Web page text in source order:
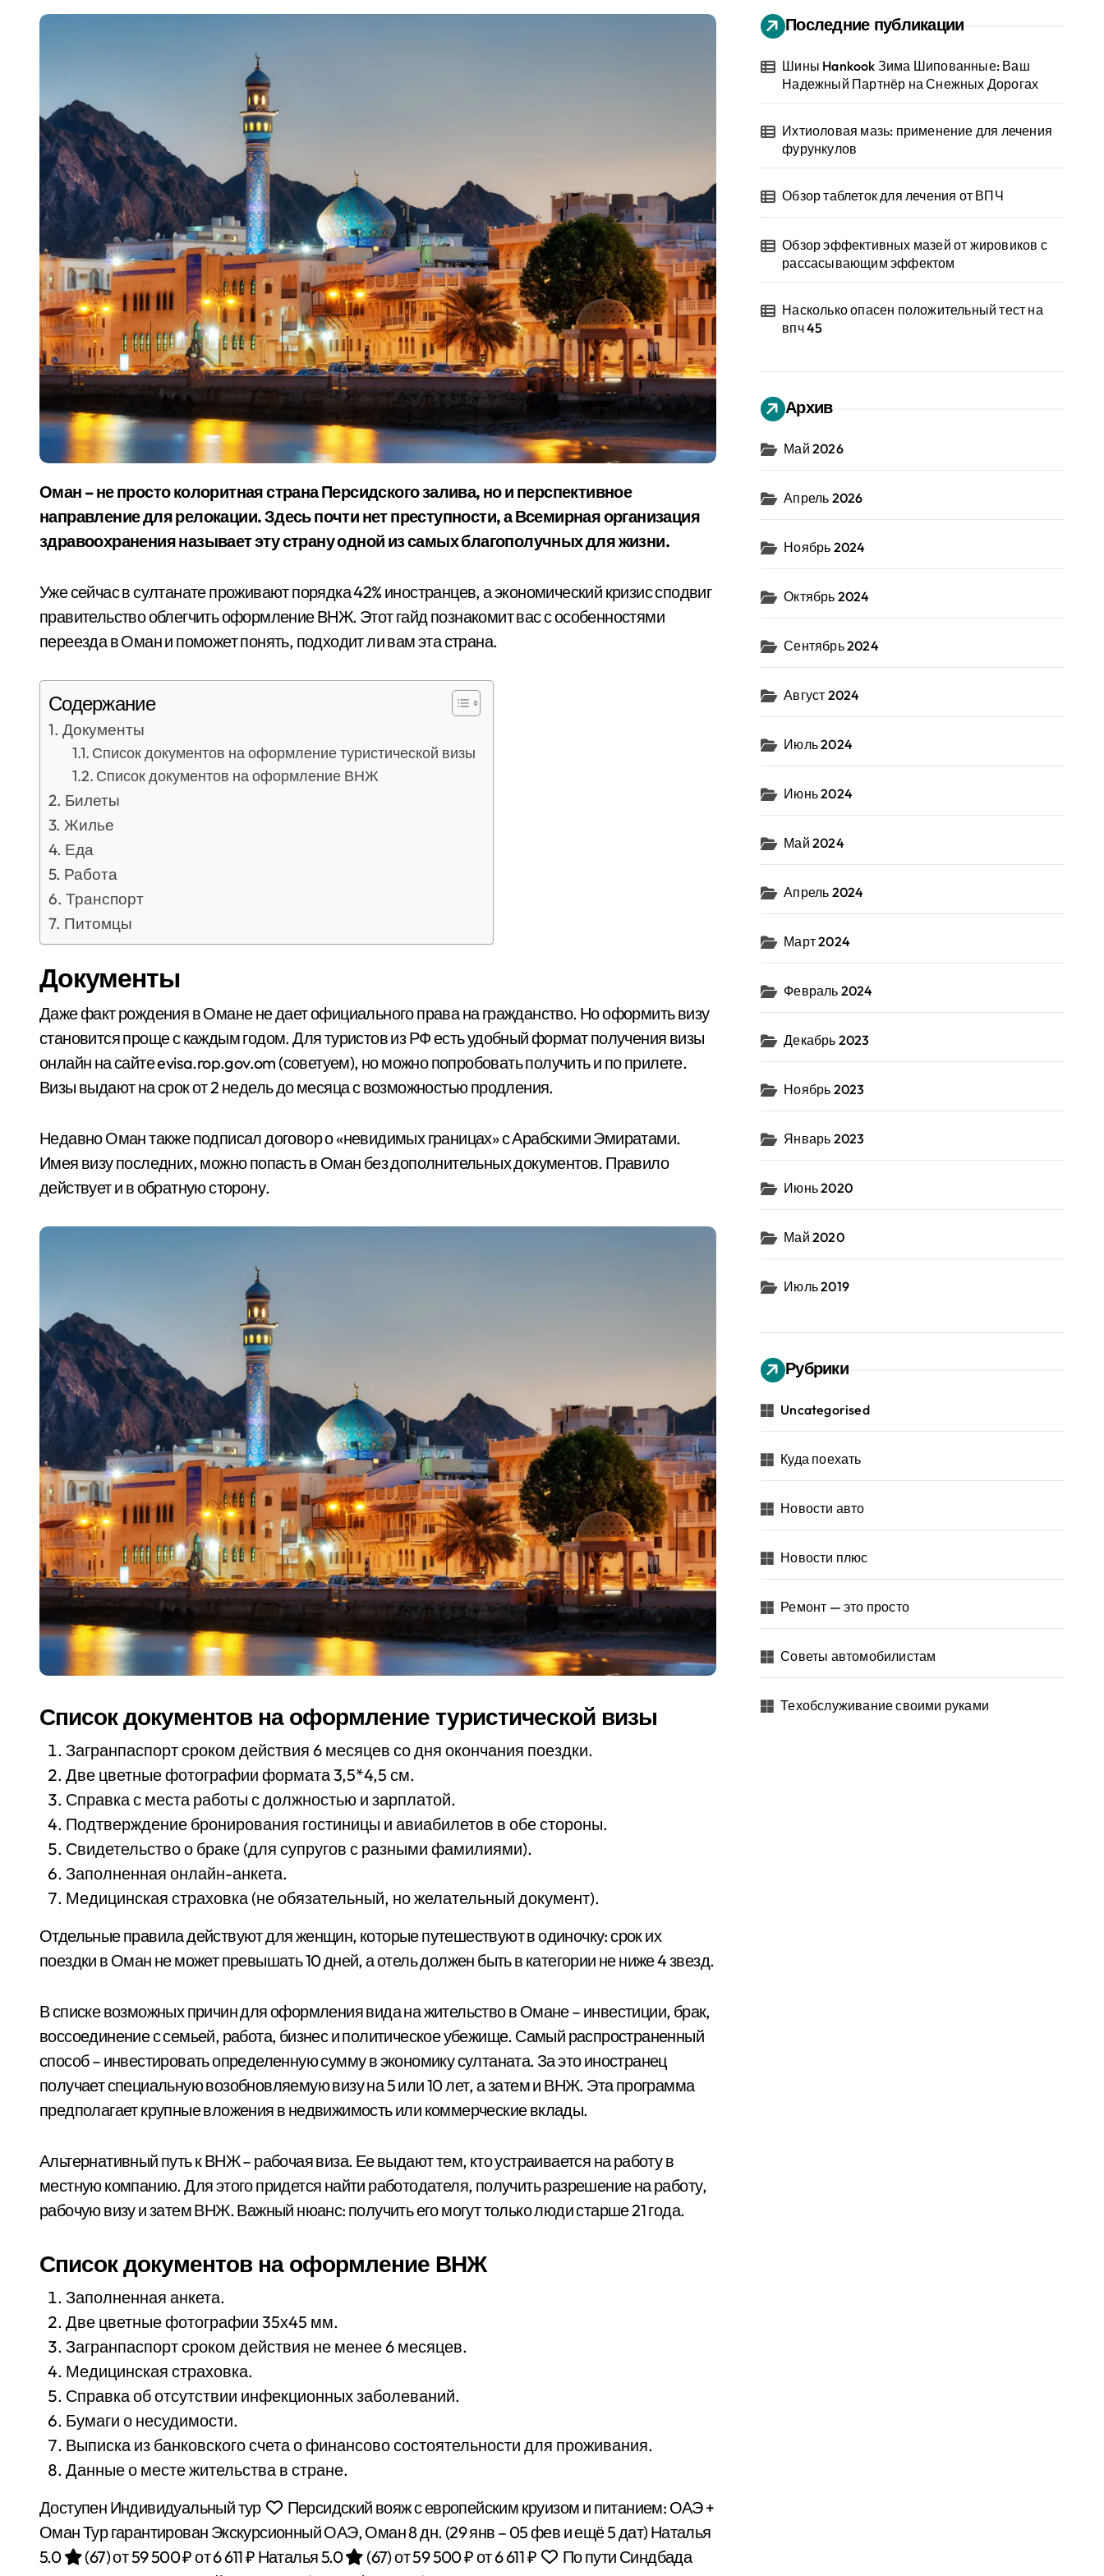
Оман – не просто колоритная страна Персидского залива, но и перспективное
направление для релокации. Здесь почти нет преступности, а Всемирная организация
здравоохранения называет эту страну одной из самых благополучных для жизни.
Уже сейчас в султанате проживают порядка 42% иностранцев, а экономический кризис сподвиг
правительство облегчить оформление ВНЖ. Этот гайд познакомит вас с особенностями
переезда в Оман и поможет понять, подходит ли вам эта страна.
Содержание
Документы
Список документов на оформление туристической визы
Список документов на оформление ВНЖ
Билеты
Жилье
Еда
Работа
Транспорт
Питомцы
Документы
Даже факт рождения в Омане не дает официального права на гражданство. Но оформить визу
становится проще с каждым годом. Для туристов из РФ есть удобный формат получения визы
онлайн на сайте evisa.rop.gov.om (советуем), но можно попробовать получить и по прилете.
Визы выдают на срок от 2 недель до месяца с возможностью продления.
Недавно Оман также подписал договор о «невидимых границах» с Арабскими Эмиратами.
Имея визу последних, можно попасть в Оман без дополнительных документов. Правило
действует и в обратную сторону.
Список документов на оформление туристической визы
Загранпаспорт сроком действия 6 месяцев со дня окончания поездки.
Две цветные фотографии формата 3,5*4,5 см.
Справка с места работы с должностью и зарплатой.
Подтверждение бронирования гостиницы и авиабилетов в обе стороны.
Свидетельство о браке (для супругов с разными фамилиями).
Заполненная онлайн-анкета.
Медицинская страховка (не обязательный, но желательный документ).
Отдельные правила действуют для женщин, которые путешествуют в одиночку: срок их
поездки в Оман не может превышать 10 дней, а отель должен быть в категории не ниже 4 звезд.
В списке возможных причин для оформления вида на жительство в Омане – инвестиции, брак,
воссоединение с семьей, работа, бизнес и политическое убежище. Самый распространенный
способ – инвестировать определенную сумму в экономику султаната. За это иностранец
получает специальную возобновляемую визу на 5 или 10 лет, а затем и ВНЖ. Эта программа
предполагает крупные вложения в недвижимость или коммерческие вклады.
Альтернативный путь к ВНЖ – рабочая виза. Ее выдают тем, кто устраивается на работу в
местную компанию. Для этого придется найти работодателя, получить разрешение на работу,
рабочую визу и затем ВНЖ. Важный нюанс: получить его могут только люди старше 21 года.
Список документов на оформление ВНЖ
Заполненная анкета.
Две цветные фотографии 35х45 мм.
Загранпаспорт сроком действия не менее 6 месяцев.
Медицинская страховка.
Справка об отсутствии инфекционных заболеваний.
Бумаги о несудимости.
Выписка из банковского счета о финансово состоятельности для проживания.
Данные о месте жительства в стране.
Доступен Индивидуальный тур
Персидский вояж с европейским круизом и питанием: ОАЭ +
Оман Тур гарантирован Экскурсионный ОАЭ, Оман8 дн. (29 янв – 05 фев и ещё 5 дат)Наталья
5.0
(67)от 59 500 ₽от 6 611 ₽ Наталья 5.0 (67)от 59 500 ₽от 6 611 ₽
По пути Синдбада
Последние публикации
Шины Hankook Зима Шипованные: Ваш
Надежный Партнёр на Снежных Дорогах
Ихтиоловая мазь: применение для лечения
фурункулов
Обзор таблеток для лечения от ВПЧ
Обзор эффективных мазей от жировиков с
рассасывающим эффектом
Насколько опасен положительный тест на
впч 45
Архив
Май 2026
Апрель 2026
Ноябрь 2024
Октябрь 2024
Сентябрь 2024
Август 2024
Июль 2024
Июнь 2024
Май 2024
Апрель 2024
Март 2024
Февраль 2024
Декабрь 2023
Ноябрь 2023
Январь 2023
Июнь 2020
Май 2020
Июль 2019
Рубрики
Uncategorised
Куда поехать
Новости авто
Новости плюс
Ремонт — это просто
Советы автомобилистам
Техобслуживание своими руками